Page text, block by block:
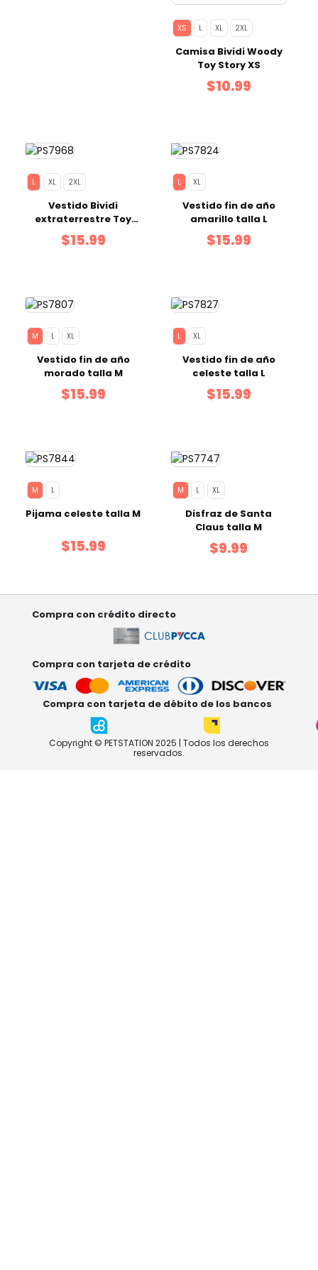
XS L XL 2XL
Camisa Bividi Woody
Toy Story XS
$10.99
L XL 2XL
Vestido Bividi
extraterrestre Toy
Story L
$15.99
L XL
Vestido fin de año
amarillo talla L
$15.99
M L XL
Vestido fin de año
morado talla M
$15.99
L XL
Vestido fin de año
celeste talla L
$15.99
M L
Pijama celeste talla M
$15.99
M L XL
Disfraz de Santa
Claus talla M
$9.99
Compra con crédito directo
Compra con tarjeta de crédito
Compra con tarjeta de débito de los bancos
Copyright © PETSTATION 2025 | Todos los derechos
reservados.